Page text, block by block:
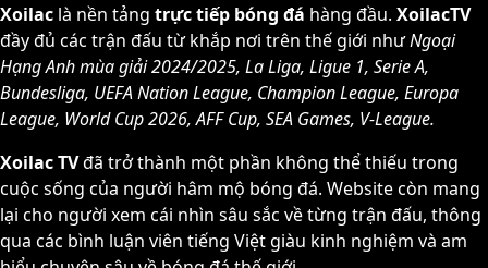
Xoilac là nền tảng trực tiếp bóng đá hàng đầu. XoilacTV
đầy đủ các trận đấu từ khắp nơi trên thế giới nhưNgoại
Hạng Anh mùa giải 2024/2025, La Liga, Ligue 1, Serie A,
Bundesliga, UEFA Nation League, Champion League, Europa
League, World Cup 2026, AFF Cup, SEA Games, V-League.
Xoilac TVđã trở thành một phần không thể thiếu trong
cuộc sống của người hâm mộ bóng đá. Website còn mang
lại cho người xem cái nhìn sâu sắc về từng trận đấu, thông
qua các bình luận viên tiếng Việt giàu kinh nghiệm và am